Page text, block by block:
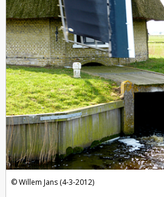
Willem Jans (4-3-2012)